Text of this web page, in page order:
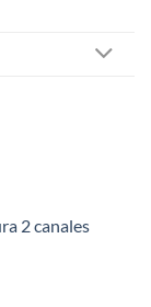
2 canales